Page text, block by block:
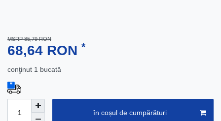
MSRP 85,79 RON
68,64 RON *
conţinut 1 bucată
în coșul de cumpărături